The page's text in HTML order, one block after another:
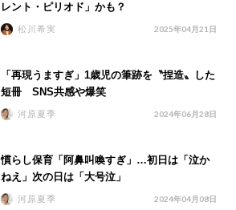
レント・ピリオド」かも？
松川希実 2025年04月21日
「再現うますぎ」1歳児の筆跡を〝捏造〟した
短冊 SNS共感や爆笑
河原夏季 2024年06月28日
慣らし保育「阿鼻叫喚すぎ」…初日は「泣か
ねえ」次の日は「大号泣」
河原夏季 2024年04月08日